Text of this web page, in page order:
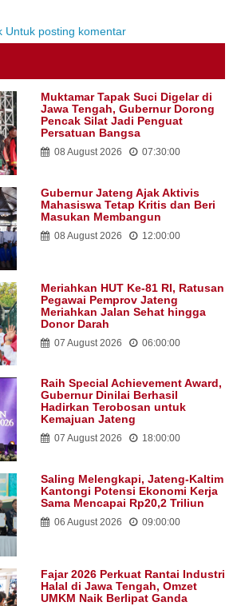
Untuk posting komentar
Muktamar Tapak Suci Digelar di
Jawa Tengah, Gubernur Dorong
Pencak Silat Jadi Penguat
Persatuan Bangsa
08 August 2026 07:30:00
Gubernur Jateng Ajak Aktivis
Mahasiswa Tetap Kritis dan Beri
Masukan Membangun
08 August 2026 12:00:00
Meriahkan HUT Ke-81 RI, Ratusan
Pegawai Pemprov Jateng
Meriahkan Jalan Sehat hingga
Donor Darah
07 August 2026 06:00:00
Raih Special Achievement Award,
Gubernur Dinilai Berhasil
Hadirkan Terobosan untuk
Kemajuan Jateng
07 August 2026 18:00:00
Saling Melengkapi, Jateng-Kaltim
Kantongi Potensi Ekonomi Kerja
Sama Mencapai Rp20,2 Triliun
06 August 2026 09:00:00
Fajar 2026 Perkuat Rantai Industri
Halal di Jawa Tengah, Omzet
UMKM Naik Berlipat Ganda